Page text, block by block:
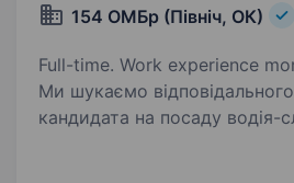
154 ОМБр (Північ, ОК)
Full-time. Work experience
Ми шукаємо
кандидата на посаду водія-